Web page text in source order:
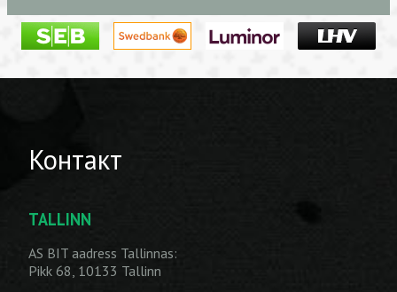
Контакт
TALLINN
AS BIT aadress Tallinnas:
Pikk 68, 10133 Tallinn